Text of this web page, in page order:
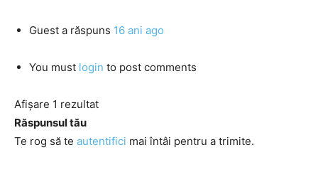
Guest a răspuns 16 ani ago
You must login to post comments
Afișare 1 rezultat
Răspunsul tău
Te rog să te autentifici mai întâi pentru a trimite.